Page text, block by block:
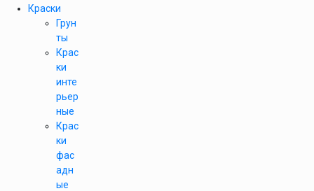
Краски
Грун
ты
Крас
ки
инте
рьер
ные
Крас
ки
фас
адн
ые